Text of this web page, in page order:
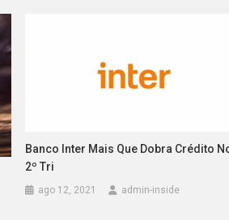
Banco Inter Mais Que Dobra Crédito
2º Tri
ago 12, 2021 admin-inside